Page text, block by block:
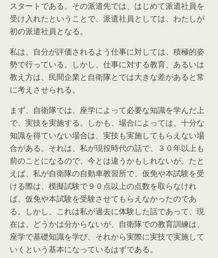
スタートである。その派遣先では、はじめて派遣社員を
受け入れたということで、派遣社員としては、わたしが
初の派遣社員となる。
私は、自分が評価されるよう仕事に対しては、積極的姿
勢で行っている。しかし、仕事に対する教育、あるいは
教え方は、民間企業と自衛隊とでは大きな差があると常
に考えさせられる。
まず、自衛隊では、座学によって必要な知識を学んだ上
で、実技を実施する。しかも、場合によっては、十分な
知識を得ていない場合は、実技も実施してもらえない場
合がある。それは、私が現役時代の話で、３０年以上も
前のことになるので、今とは違うかもしれないが、たと
えば、私が自衛隊の自動車教習所で、仮免や本試験を受
ける際は、模擬試験で９０点以上の点数を取らなけれ
ば、仮免や本試験を受験させてもらえなかったのであ
る。しかし、これは私が過去に体験した話であって、現
在は、どうかは分からないが、自衛隊での教育訓練は、
座学で基礎知識を学び、それから実際に実技で実施して
いくという基本になっているはずである。